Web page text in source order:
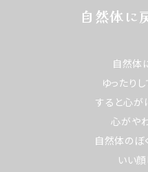
自然体に
自然体
ゆったり
すると心が
心がや
自然体のぼ
いい顔